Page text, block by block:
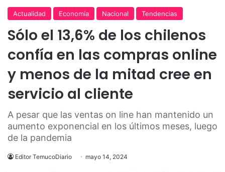
Actualidad Economía Nacional Tendencias
Sólo el 13,6% de los chilenos
confía en las compras online
y menos de la mitad cree en
servicio al cliente
A pesar que las ventas on line han mantenido un
aumento exponencial en los últimos meses, luego
de la pandemia
Editor TemucoDiario mayo 14, 2024